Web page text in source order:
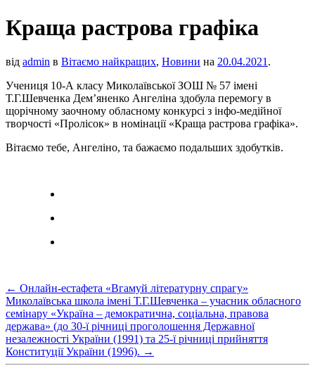
Краща растрова графіка
від admin в Вітаємо найкращих, Новини на 20.04.2021 .
Учениця 10-А класу Миколаївської ЗОШ № 57 імені
Т.Г.Шевченка Дем’яненко Ангеліна здобула перемогу в
щорічному заочному обласному конкурсі з інфо-медійної
творчості «Пролісок» в номінації «Краща растрова графіка».
Вітаємо тебе, Ангеліно, та бажаємо подальших здобутків.
← Онлайн-естафета «Вгамуй літературну спрагу»
Миколаївська школа імені Т.Г.Шевченка – учасник обласного
семінару «Україна – демократична, соціальна, правова
держава» (до 30-ї річниці проголошення Державної
незалежності України (1991) та 25-ї річниці прийняття
Конституції України (1996). →